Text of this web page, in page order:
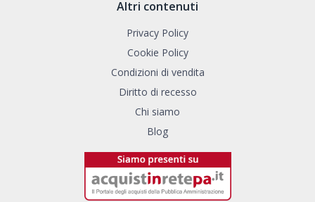
Altri contenuti
Privacy Policy
Cookie Policy
Condizioni di vendita
Diritto di recesso
Chi siamo
Blog